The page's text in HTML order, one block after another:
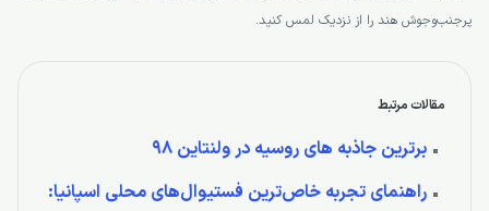
پرجنب‌وجوش هند را از نزدیک لمس کنید.
مقالات مرتبط
برترین جاذبه های روسیه در ولنتاین 98
راهنمای تجربه خاص‌ترین فستیوال‌های محلی اسپانیا: